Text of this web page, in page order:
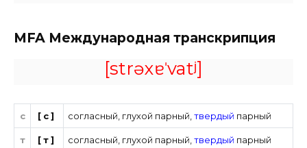
MFA Международная транскрипция
[strəxɐˈvatʲ]
с [с] согласный глухой парный ,твердый парный
т [т] согласный глухой парный ,твердый парный